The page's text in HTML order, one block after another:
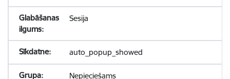
Sesija
auto_popup_showed
Nepieciešams